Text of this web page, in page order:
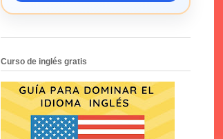
Curso de inglés gratis